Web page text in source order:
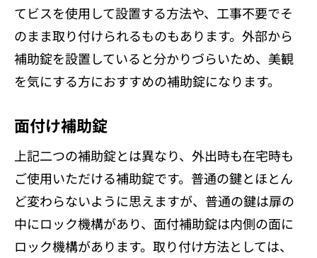
てビスを使用して設置する方法や、工事不要でそ
のまま取り付けられるものもあります。外部から
補助錠を設置していると分かりづらいため、美観
を気にする方におすすめの補助錠になります。
面付け補助錠
上記二つの補助錠とは異なり、外出時も在宅時も
ご使用いただける補助錠です。普通の鍵とほとん
ど変わらないように思えますが、普通の鍵は扉の
中にロック機構があり、面付補助錠は内側の面に
ロック機構があります。取り付け方法としては、